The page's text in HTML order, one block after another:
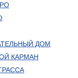
ДОМ
КАРМАН